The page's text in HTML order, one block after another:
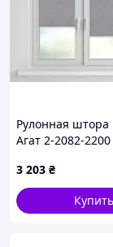
Рулонная штора
Агат 2-2082-
серая
3 203 ₴
Купить